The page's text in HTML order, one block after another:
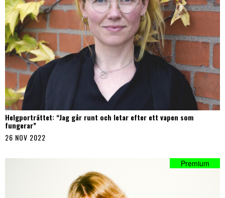
Helgporträttet: “Jag går runt och letar efter ett vapen som
fungerar”
26 NOV 2022